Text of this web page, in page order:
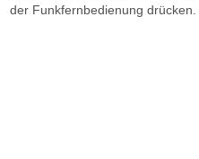
der Funkfernbedienung drücken.